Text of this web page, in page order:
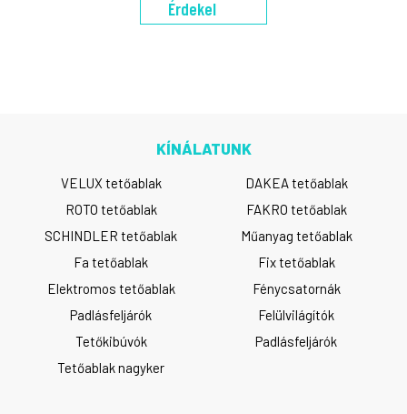
Érdekel
KÍNÁLATUNK
VELUX tetőablak
DAKEA tetőablak
ROTO tetőablak
FAKRO tetőablak
SCHINDLER tetőablak
Műanyag tetőablak
Fa tetőablak
Fix tetőablak
Elektromos tetőablak
Fénycsatornák
Padlásfeljárók
Felülvilágítók
Tetőkibúvók
Padlásfeljárók
Tetőablak nagyker